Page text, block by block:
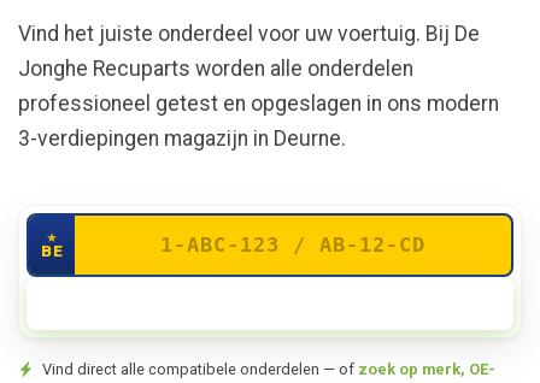
Vind het juiste onderdeel voor uw voertuig. Bij De
Jonghe Recuparts worden alle onderdelen
professioneel getest en opgeslagen in ons modern
3-verdiepingen magazijn in Deurne.
★
BE
Vind direct alle compatibele onderdelen — of zoek op merk, OE-